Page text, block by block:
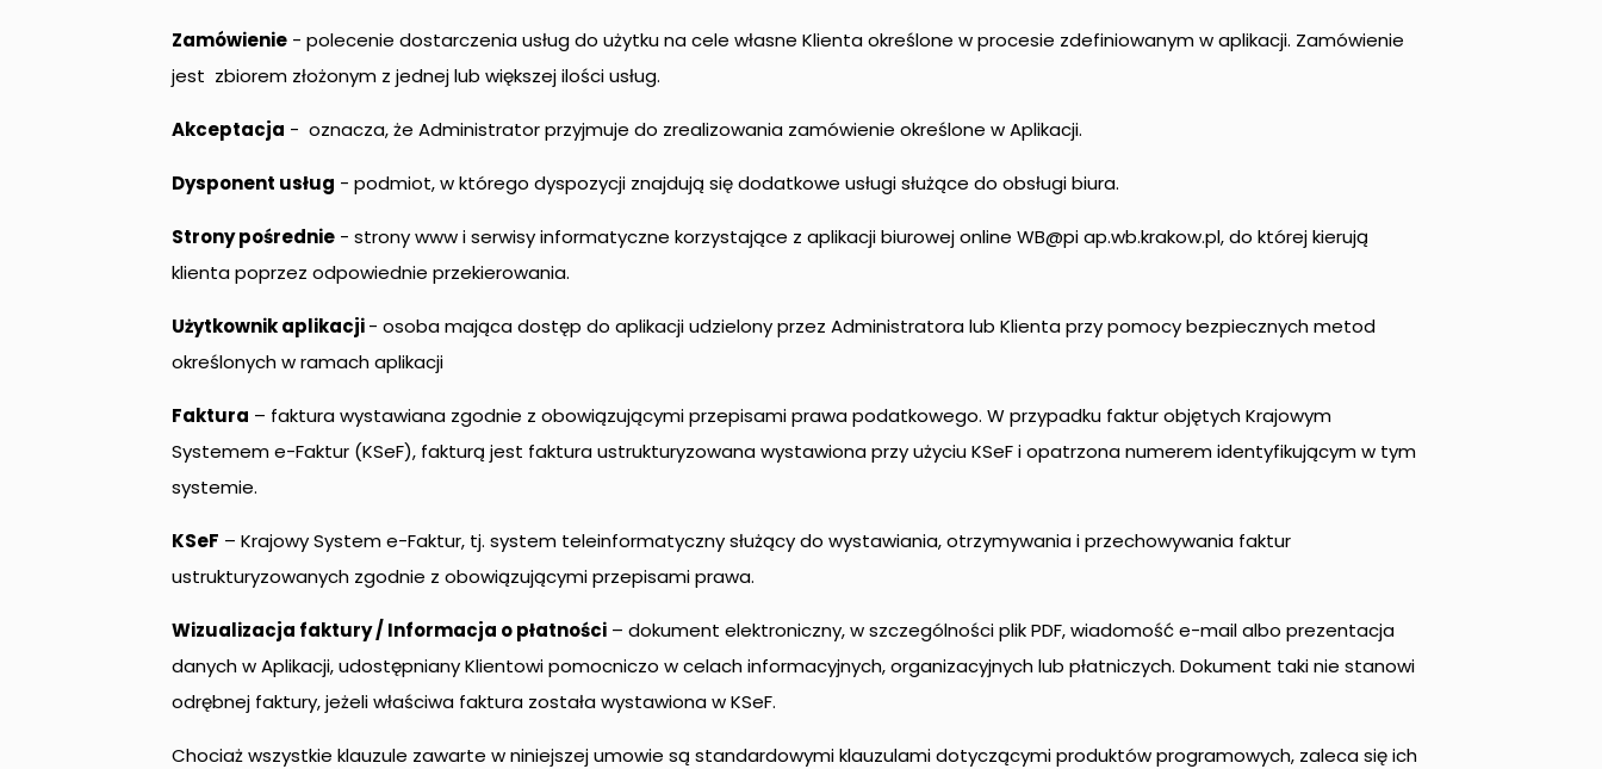
Zamówienie - polecenie dostarczenia usług do użytku na cele własne Klienta określone w procesie zdefiniowanym w aplikacji. Zamówienie
jest zbiorem złożonym z jednej lub większej ilości usług.
Akceptacja - oznacza, że Administrator przyjmuje do zrealizowania zamówienie określone w Aplikacji.
Dysponent usług - podmiot, w którego dyspozycji znajdują się dodatkowe usługi służące do obsługi biura.
Strony pośrednie - strony www i serwisy informatyczne korzystające z aplikacji biurowej online WB@pi ap.wb.krakow.pl, do której kierują
klienta poprzez odpowiednie przekierowania.
Użytkownik aplikacji- osoba mająca dostęp do aplikacji udzielony przez Administratora lub Klienta przy pomocy bezpiecznych metod
określonych w ramach aplikacji
Faktura – faktura wystawiana zgodnie z obowiązującymi przepisami prawa podatkowego. W przypadku faktur objętych Krajowym
Systemem e-Faktur (KSeF), fakturą jest faktura ustrukturyzowana wystawiona przy użyciu KSeF i opatrzona numerem identyfikującym w tym
systemie.
KSeF – Krajowy System e-Faktur, tj. system teleinformatyczny służący do wystawiania, otrzymywania i przechowywania faktur
ustrukturyzowanych zgodnie z obowiązującymi przepisami prawa.
Wizualizacja faktury / Informacja o płatności – dokument elektroniczny, w szczególności plik PDF, wiadomość e-mail albo prezentacja
danych w Aplikacji, udostępniany Klientowi pomocniczo w celach informacyjnych, organizacyjnych lub płatniczych. Dokument taki nie stanowi
odrębnej faktury, jeżeli właściwa faktura została wystawiona w KSeF.
Chociaż wszystkie klauzule zawarte w niniejszej umowie są standardowymi klauzulami dotyczącymi produktów programowych, zaleca się ich